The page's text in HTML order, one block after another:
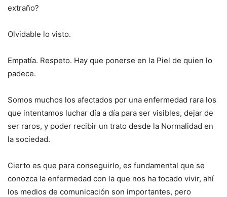
extraño?
Olvidable lo visto.
Empatía. Respeto. Hay que ponerse en la Piel de quien lo
padece.
Somos muchos los afectados por una enfermedad rara los
que intentamos luchar día a día para ser visibles, dejar de
ser raros, y poder recibir un trato desde la Normalidad en
la sociedad.
Cierto es que para conseguirlo, es fundamental que se
conozca la enfermedad con la que nos ha tocado vivir, ahí
los medios de comunicación son importantes, pero